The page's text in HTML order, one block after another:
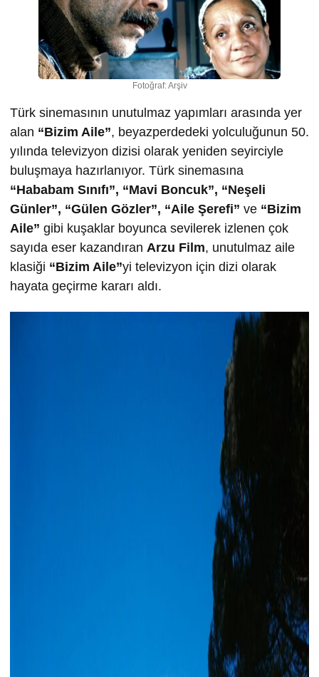
Fotoğraf: Arşiv
Türk sinemasının unutulmaz yapımları arasında yer
alan “Bizim Aile”, beyazperdedeki yolculuğunun 50.
yılında televizyon dizisi olarak yeniden seyirciyle
buluşmaya hazırlanıyor. Türk sinemasına
“Hababam Sınıfı”, “Mavi Boncuk”, “Neşeli
Günler”, “Gülen Gözler”, “Aile Şerefi” ve “Bizim
Aile” gibi kuşaklar boyunca sevilerek izlenen çok
sayıda eser kazandıran Arzu Film, unutulmaz aile
klasiği “Bizim Aile”yi televizyon için dizi olarak
hayata geçirme kararı aldı.